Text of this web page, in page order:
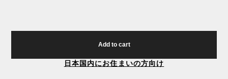
Add to cart
日本国内にお住まいの方向け